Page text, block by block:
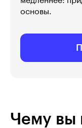
основы.
Чему вы